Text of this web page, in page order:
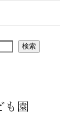
検索